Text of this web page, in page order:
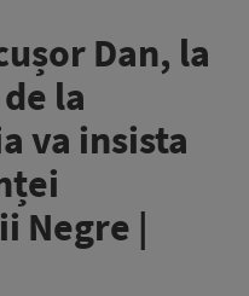
Dan, la
la
va insista
Negre |